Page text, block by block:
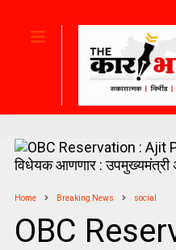
Home Breaking News social
OBC